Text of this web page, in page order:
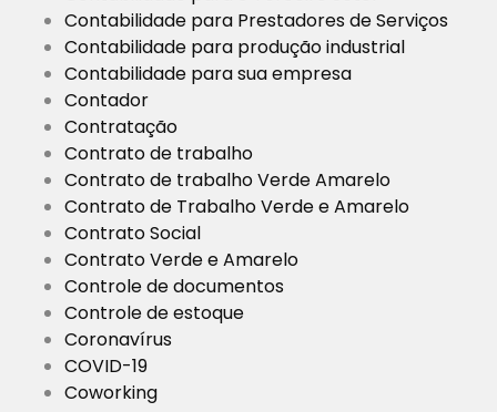
Contabilidade para Prestadores de Serviços
Contabilidade para produção industrial
Contabilidade para sua empresa
Contador
Contratação
Contrato de trabalho
Contrato de trabalho Verde Amarelo
Contrato de Trabalho Verde e Amarelo
Contrato Social
Contrato Verde e Amarelo
Controle de documentos
Controle de estoque
Coronavírus
COVID-19
Coworking